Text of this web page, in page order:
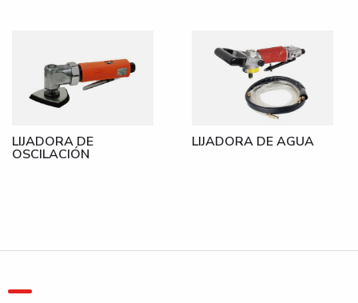
LIJADORA DE
OSCILACIÓN
LIJADORA DE AGUA